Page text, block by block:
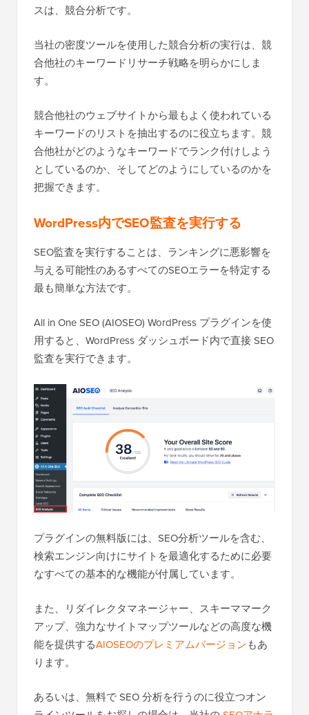
スは、競合分析です。
当社の密度ツールを使用した競合分析の実行は、競
合他社のキーワードリサーチ戦略を明らかにしま
す。
競合他社のウェブサイトから最もよく使われている
キーワードのリストを抽出するのに役立ちます。競
合他社がどのようなキーワードでランク付けしよう
としているのか、そしてどのようにしているのかを
把握できます。
WordPress内でSEO監査を実行する
SEO監査を実行することは、ランキングに悪影響を
与える可能性のあるすべてのSEOエラーを特定する
最も簡単な方法です。
All in One SEO (AIOSEO) WordPress プラグインを使
用すると、WordPress ダッシュボード内で直接 SEO
監査を実行できます。
プラグインの無料版には、SEO分析ツールを含む、
検索エンジン向けにサイトを最適化するために必要
なすべての基本的な機能が付属しています。
また、リダイレクタマネージャー、スキーママーク
アップ、強力なサイトマップツールなどの高度な機
能を提供するAIOSEOのプレミアムバージョンもあ
ります。
あるいは、無料で SEO 分析を行うのに役立つオン